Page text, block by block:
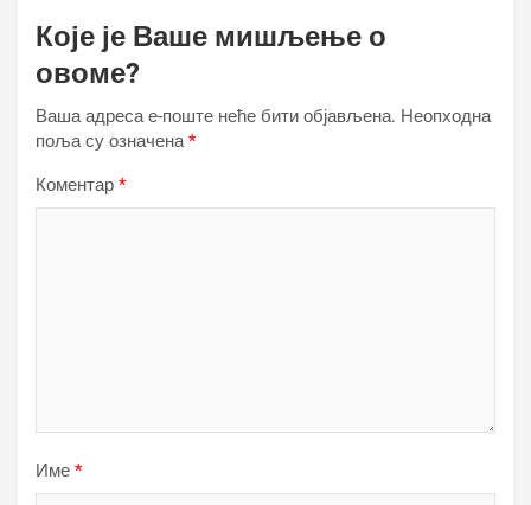
Које је Ваше мишљење о
овоме?
Ваша адреса е-поште неће бити објављена. Неопходна
поља су означена*
Коментар *
Име *